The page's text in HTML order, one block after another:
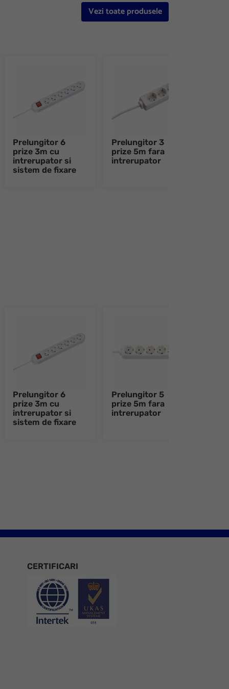
Vezi toate produsele
Prelungitor 6
prize 3m cu
intrerupator si
sistem de fixare
Prelungitor 3
prize 5m fara
intrerupator
Prelungitor 6
prize 3m cu
intrerupator si
sistem de fixare
Prelungitor 5
prize 5m fara
intrerupator
CERTIFICARI